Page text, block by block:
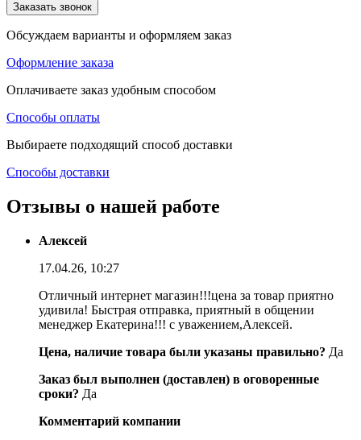
Заказать звонок
Обсуждаем варианты и оформляем заказ
Оформление заказа
Оплачиваете заказ удобным способом
Способы оплаты
Выбираете подходящий способ доставки
Способы доставки
Отзывы о нашей работе
Алексей
17.04.26, 10:27
Отличный интернет магазин!!!цена за товар приятно
удивила! Быстрая отправка, приятный в общении
менеджер Екатерина!!! с уважением,Алексей.
Цена, наличие товара были указаны правильно? Да
Заказ был выполнен (доставлен) в оговоренные
сроки? Да
Комментарий компании